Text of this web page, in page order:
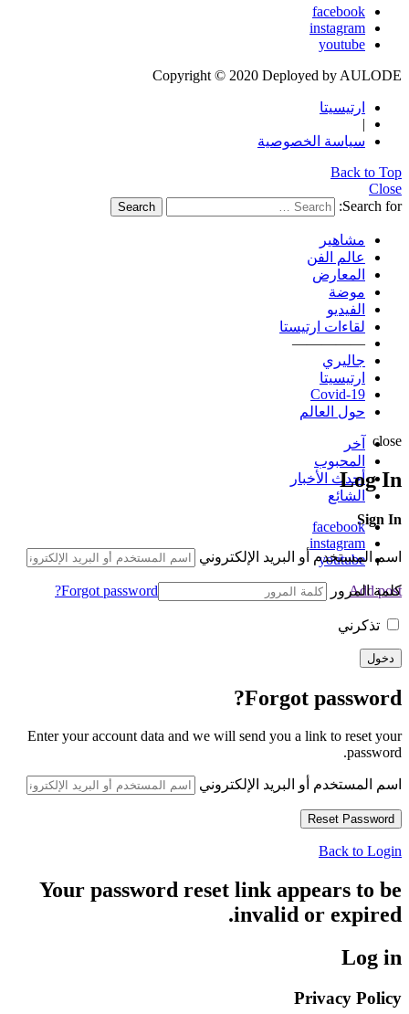
facebook
instagram
youtube
Copyright © 2020 Deployed by AULODE
ارتيسيتا
|
سياسة الخصوصية
Back to Top
Close
Search for:
Search
مشاهير
عالم الفن
المعارض
موضة
الفيديو
لقاءات ارتيستا
—————
جاليري
ارتيسيتا
Covid-19
حول العالم
آخر
المحبوب
أحدث الأخبار
الشائع
facebook
instagram
youtube
Add post
close
Log In
Sign In
اسم المستخدم أو البريد الإلكتروني
كلمة المرور Forgot password?
تذكرني
Forgot password?
Enter your account data and we will send you a link to reset your
password.
اسم المستخدم أو البريد الإلكتروني
Back to Login
Your password reset link appears to be
invalid or expired.
Log in
Privacy Policy